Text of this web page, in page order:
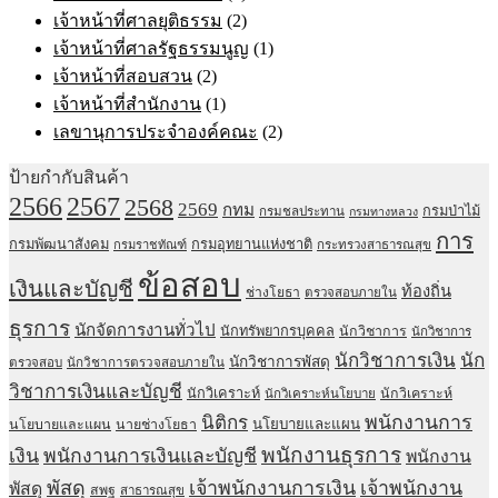
เจ้าหน้าที่ศาลยุติธรรม (2)
เจ้าหน้าที่ศาลรัฐธรรมนูญ (1)
เจ้าหน้าที่สอบสวน (2)
เจ้าหน้าที่สำนักงาน (1)
เลขานุการประจำองค์คณะ (2)
ป้ายกำกับสินค้า
25662567 2568 2569 กทม กรมชลประทาน กรมทางหลวง กรมป่าไม้
กรมพัฒนาสังคม กรมราชทัณฑ์ กรมอุทยานแห่งชาติ กระทรวงสาธารณสุข การ
เงินและบัญชี ข้อสอบ ช่างโยธา ตรวจสอบภายใน ท้องถิ่น
ธุรการ นักจัดการงานทั่วไป นักทรัพยากรบุคคล นักวิชาการ นักวิชาการ
ตรวจสอบ นักวิชาการตรวจสอบภายใน นักวิชาการพัสดุ นักวิชาการเงิน นัก
วิชาการเงินและบัญชี นักวิเคราะห์ นักวิเคราะห์นโยบาย นักวิเคราะห์
นโยบายและแผน นายช่างโยธา นิติกร นโยบายและแผน พนักงานการ
เงิน พนักงานการเงินและบัญชี พนักงานธุรการ พนักงาน
พัสดุ พัสดุ สพฐ สาธารณสุข เจ้าพนักงานการเงิน เจ้าพนักงาน